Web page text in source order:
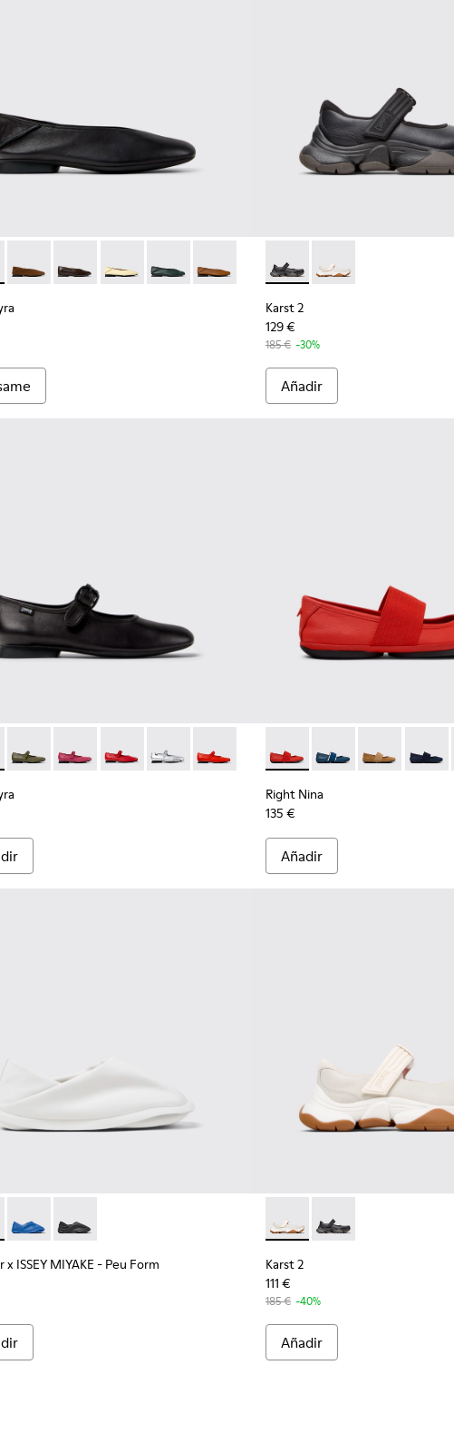
de piel negros para mujer.
004 003 - Zapatos de piel blancos para mujer.
- K201253-015 - Bailarinas negras de piel para mujer.
Casi Myra - K201253-058
Casi Myra - K201253-057
Casi Myra - K201253-046
Casi Myra - K201253-042 - Bailarinas verdes de
Casi Myra - K201253-041 - Bailarinas
Karst 2 - K201846-001 -
Karst 2 - K201846-
Karst 2
129 €
185 € -30%
Añadir
mujer.030 - Zapatos de nobuk marrón para mujer.
- K201365-024
Nina - K201365-022 - Zapatos de piel gris para mujer.
- K201629-001 - Zapatos negros de piel para mujer.
Casi Myra - K201629-017
Casi Myra - K201629-016
Casi Myra - K201629-014
Casi Myra - K201629-010
Casi Myra - K201629-003
Right Nina - 21595-258 -
Right Nina - 21595-
Right Nina -
Right
Right Nina
135 €
Añadir
mujer.004 - Bailarinas de piel gris para mujer.
- K201835-001 - Bailarinas de piel negras para mujer.
x ISSEY MIYAKE - Peu Form - K201849-003 - Zapatos de piel blancos
Camper x ISSEY MIYAKE - Peu Form - K201849-004
Camper x ISSEY MIYAKE - Peu Form - K201849-001 -
x ISSEY MIYAKE - Peu Form
Karst 2 - K201846-002 -
Karst 2 - K201846-
Karst 2
111 €
185 € -40%
Añadir